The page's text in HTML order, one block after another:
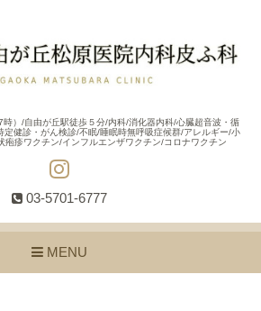
）/自由が丘駅徒歩５分/内科/消化器内科/心臓超音波・循
定健診・がん検診/不眠/睡眠時無呼吸症候群/アレルギー/小
疱疹ワクチン/インフルエンザワクチン/コロナワクチン
03-5701-6777
MENU